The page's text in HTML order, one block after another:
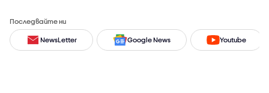
Последвайте ни
NewsLetter Google News Youtube